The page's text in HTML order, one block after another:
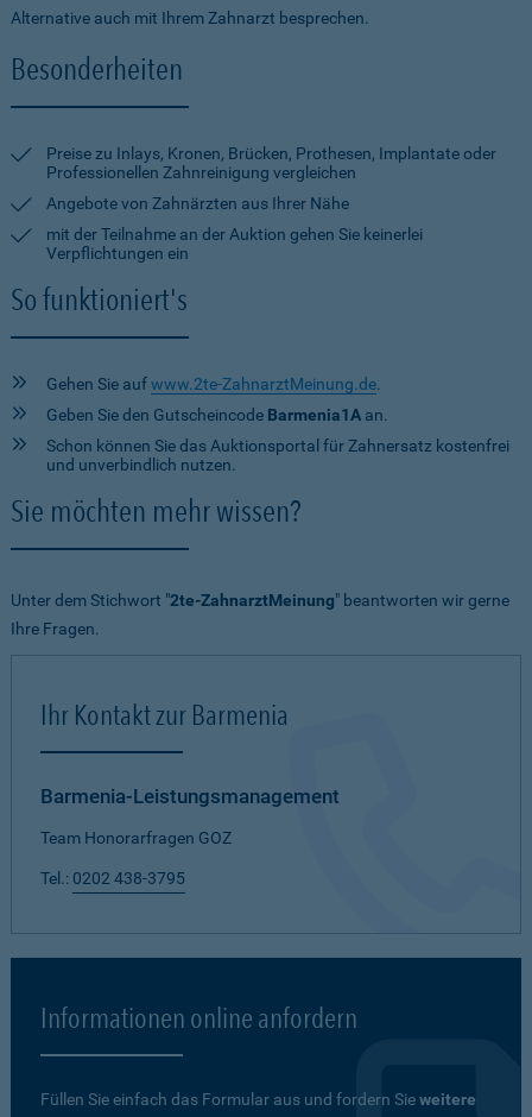
Alternative auch mit Ihrem Zahnarzt besprechen.
Besonderheiten
Preise zu Inlays, Kronen, Brücken, Prothesen, Implantate oder
Professionellen Zahnreinigung vergleichen
Angebote von Zahnärzten aus Ihrer Nähe
mit der Teilnahme an der Auktion gehen Sie keinerlei
Verpflichtungen ein
So funktioniert's
Gehen Sie aufwww.2te-ZahnarztMeinung.de.
Geben Sie den Gutscheincode Barmenia1A an.
Schon können Sie das Auktionsportal für Zahnersatz kostenfrei
und unverbindlich nutzen.
Sie möchten mehr wissen?
Unter dem Stichwort "2te-ZahnarztMeinung" beantworten wir gerne
Ihre Fragen.
Ihr Kontakt zur Barmenia
Barmenia-Leistungsmanagement
Team Honorarfragen GOZ
Tel.: 0202 438-3795
Informationen online anfordern
Füllen Sie einfach das Formular aus und fordern Sieweitere